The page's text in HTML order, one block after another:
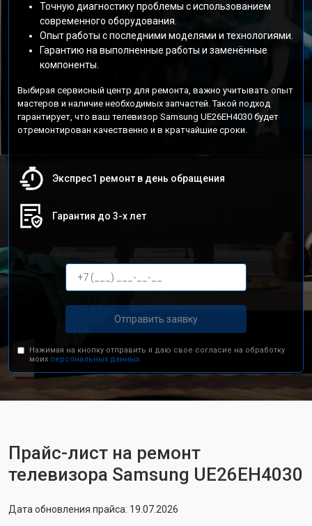
Точную диагностику проблемы с использованием
современного оборудования.
Опыт работы с последними моделями и технологиями.
Гарантию на выполненные работы и заменённые
компоненты.
Выбирая сервисный центр для ремонта, важно учитывать опыт
мастеров и наличие необходимых запчастей. Такой подход
гарантирует, что ваш телевизор Samsung UE26EH4030 будет
отремонтирован качественно и в кратчайшие сроки.
Экспрес1 ремонт в день обращения
Гарантия до 3-х лет
Отправить заявку
Нажимая на кнопку отправить я даю свое согласие на обработку
моих персональных данных.
Прайс-лист на ремонт
телевизора Samsung UE26EH4030
Дата обновления прайса: 19.07.2026